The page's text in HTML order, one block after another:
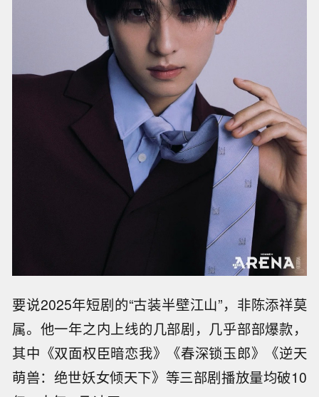
要说2025年短剧的“古装半壁江山”，非陈添祥莫
属。他一年之内上线的几部剧，几乎部部爆款，
其中《双面权臣暗恋我》《春深锁玉郎》《逆天
萌兽：绝世妖女倾天下》等三部剧播放量均破10